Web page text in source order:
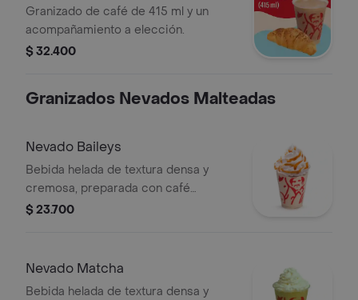
Acompañamiento
Granizado de café de 415 ml y un
acompañamiento a elección.
$ 32.400
Granizados Nevados Malteadas
Nevado Baileys
Bebida helada de textura densa y
cremosa, preparada con café
espresso, crema de whisky, arequipe,
contiene licor.
$ 23.700
Nevado Matcha
Bebida helada de textura densa y